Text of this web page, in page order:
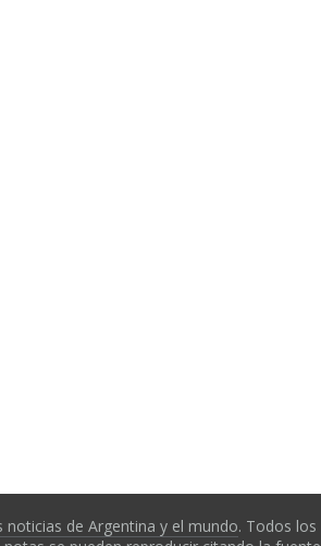
noticias de Argentina y el mundo. Todos los